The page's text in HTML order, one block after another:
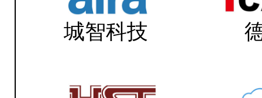
城智科技